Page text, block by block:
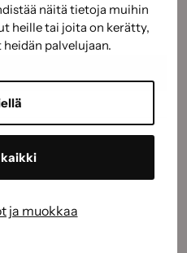
näitä tietoja muihin
heille tai joita on kerätty,
palvelujaan.
ja muokkaa